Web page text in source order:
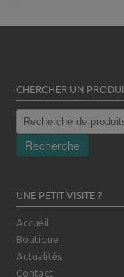
CHERCHER UN
Recherche
pour :
Recherche
UNE PETIT VISITE ?
Accueil
Boutique
Actualités
Contact